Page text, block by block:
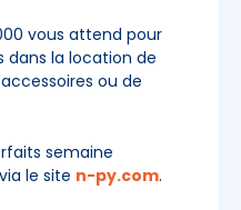
vous attend pour
dans la location de
ou de
semaine
le site n-py.com.